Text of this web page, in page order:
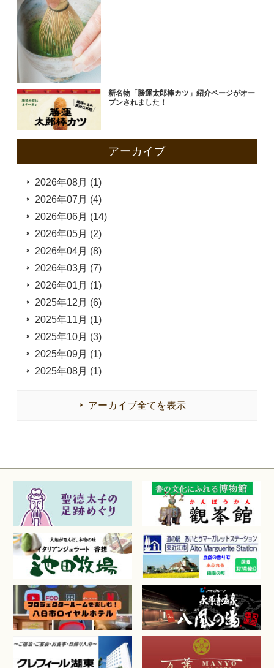
新名物「勝運太郎棒カツ」紹介ページがオー
プンされました！
アーカイブ
2026年08月 (1)
2026年07月 (4)
2026年06月 (14)
2026年05月 (2)
2026年04月 (8)
2026年03月 (7)
2026年01月 (1)
2025年12月 (6)
2025年11月 (1)
2025年10月 (3)
2025年09月 (1)
2025年08月 (1)
アーカイブ全てを表示